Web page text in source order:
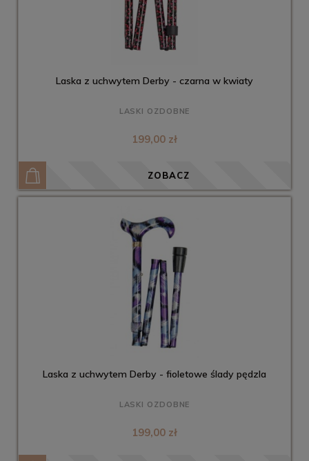
Laska z uchwytem Derby - czarna w kwiaty
LASKI OZDOBNE
199,00 zł
ZOBACZ
Laska z uchwytem Derby - fioletowe ślady pędzla
LASKI OZDOBNE
199,00 zł